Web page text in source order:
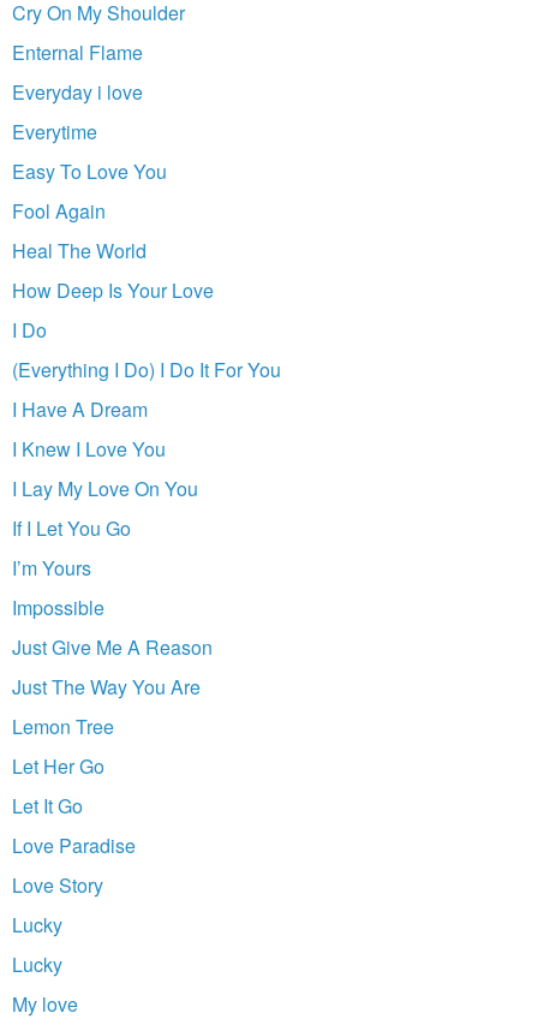
Cry On My Shoulder
Enternal Flame
Everyday i love
Everytime
Easy To Love You
Fool Again
Heal The World
How Deep Is Your Love
I Do
(Everything I Do) I Do It For You
I Have A Dream
I Knew I Love You
I Lay My Love On You
If I Let You Go
I’m Yours
Impossible
Just Give Me A Reason
Just The Way You Are
Lemon Tree
Let Her Go
Let It Go
Love Paradise
Love Story
Lucky
Lucky
My love